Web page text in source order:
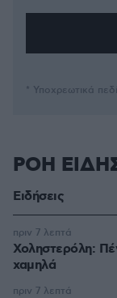
* Υποχρεωτικά
ΡΟΗ
Ειδήσεις
Χοληστερόλη:
χαμηλά
πριν 7 λεπτά
πριν 7 λεπτά